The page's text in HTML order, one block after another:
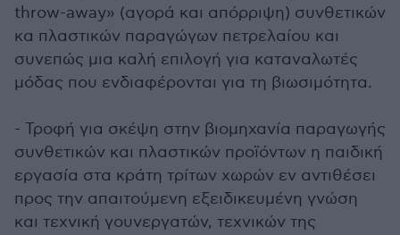
throw-away» (αγορά και απόρριψη) συνθετικών
κα πλαστικών παραγώγων πετρελαίου και
συνεπώς μια καλή επιλογή για καταναλωτές
μόδας που ενδιαφέρονται για τη βιωσιμότητα.
- Τροφή για σκέψη στην βιομηχανία παραγωγής
συνθετικών και πλαστικών προϊόντων η παιδική
εργασία στα κράτη τρίτων χωρών εν αντιθέσει
προς την απαιτούμενη εξειδικευμένη γνώση
και τεχνική γουνεργατών, τεχνικών της